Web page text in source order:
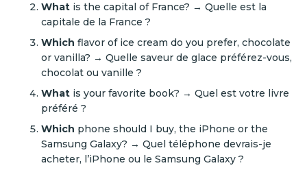
What is the capital of France? → Quelle est la
capitale de la France ?
Which flavor of ice cream do you prefer, chocolate
or vanilla? → Quelle saveur de glace préférez-vous,
chocolat ou vanille ?
What is your favorite book? → Quel est votre livre
préféré ?
Which phone should I buy, the iPhone or the
Samsung Galaxy? → Quel téléphone devrais-je
acheter, l’iPhone ou le Samsung Galaxy ?